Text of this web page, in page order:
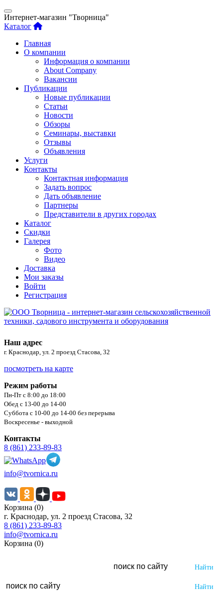
Интернет-магазин "Творница"
Каталог
Главная
О компании
Информация о компании
About Company
Вакансии
Публикации
Новые публикации
Статьи
Новости
Обзоры
Семинары, выставки
Отзывы
Объявления
Услуги
Контакты
Контактная информация
Задать вопрос
Дать объявление
Партнеры
Представители в других городах
Каталог
Скидки
Галерея
Фото
Видео
Доставка
Мои заказы
Войти
Регистрация
Наш адрес
г. Краснодар, ул. 2 проезд Стасова, 32
посмотреть на карте
Режим работы
Пн-Пт с 8:00 до 18:00
Обед с 13-00 до 14-00
Суббота с 10-00 до 14-00 без перерыва
Воскресенье - выходной
Контакты
8 (861) 233-89-83
info@tvornica.ru
Корзина (0)
г. Краснодар, ул. 2 проезд Стасова, 32
8 (861) 233-89-83
info@tvornica.ru
Корзина (0)